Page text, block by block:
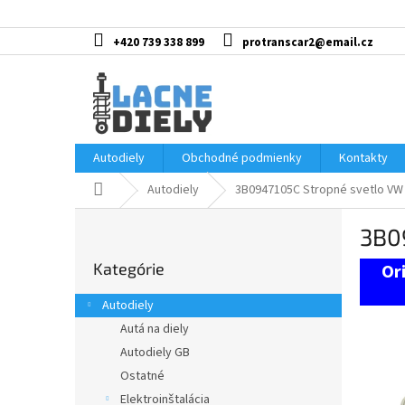
na
+420 739 338 899 protranscar2@email.cz
Autodiely Obchodné podmienky Kontakty
DomovAutodiely 3B0947105C Stropné svetlo VW
ý
p
kategórie
Kategórie
Autodiely
Autá na diely
Autodiely GB
Ostatné
Elektroinštalácia